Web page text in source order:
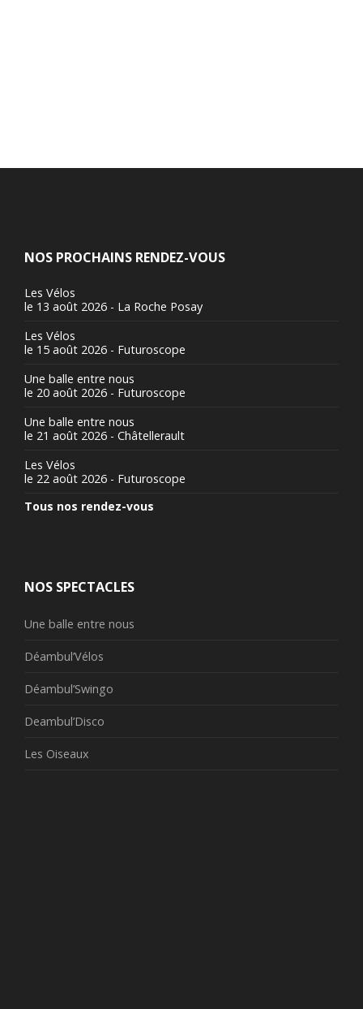
NOS PROCHAINS RENDEZ-VOUS
Les Vélos
le 13 août 2026 - La Roche Posay
Les Vélos
le 15 août 2026 - Futuroscope
Une balle entre nous
le 20 août 2026 - Futuroscope
Une balle entre nous
le 21 août 2026 - Châtellerault
Les Vélos
le 22 août 2026 - Futuroscope
Tous nos rendez-vous
NOS SPECTACLES
Une balle entre nous
Déambul’Vélos
Déambul’Swingo
Deambul’Disco
Les Oiseaux